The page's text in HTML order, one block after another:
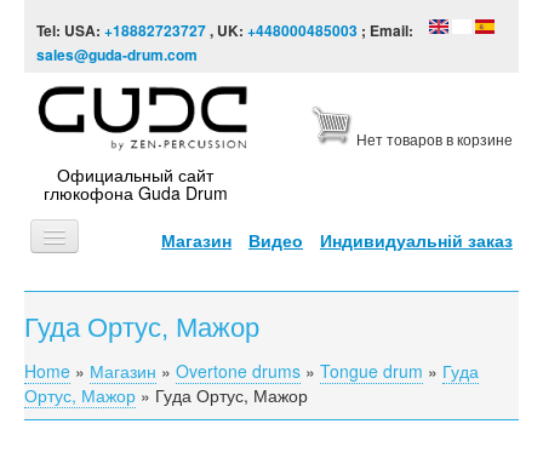
Tel: USA: +18882723727, UK: +448000485003 ; Email:
sales@guda-drum.com
Официальный сайт
глюкофона Guda Drum
Нет товаров в корзине
Магазин Видео Индивидуальній заказ
ГЛАВНАЯ
ТИПЫ
ДИЗАЙНЫ
Гуда Ортус, Мажор
You are here
Home » Магазин » Overtone drums » Tongue drum » Гуда
Ортус, Мажор » Гуда Ортус, Мажор